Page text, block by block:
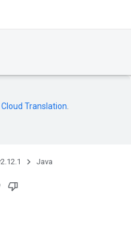
Cloud Translation
Java